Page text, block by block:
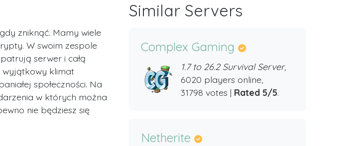
zniknąć. Mamy wiele
W swoim zespole
serwer i całą
wyjątkowy klimat
społeczności. Na
w których można
nie będziesz się
Similar Servers
Complex Gaming
1.7 to 26.2 Survival Server,
6020 players online,
31798 votes | Rated 5/5.
Netherite